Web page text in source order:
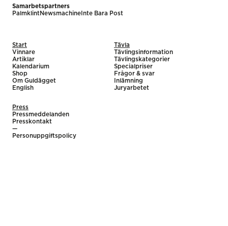
Samarbetspartners
PalmklintNewsmachine Inte Bara Post
Start
Vinnare
Artiklar
Kalendarium
Shop
Om Guldägget
English
Tävla
Tävlingsinformation
Tävlingskategorier
Specialpriser
Frågor & svar
Inlämning
Juryarbetet
Press
Pressmeddelanden
Presskontakt
—
Personuppgiftspolicy